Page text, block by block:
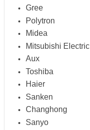
Gree
Polytron
Midea
Mitsubishi Electric
Aux
Toshiba
Haier
Sanken
Changhong
Sanyo